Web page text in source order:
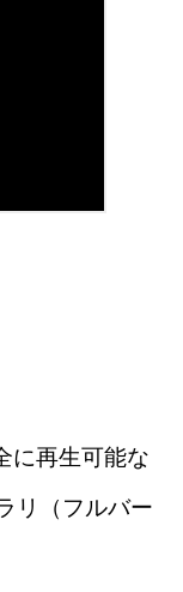
再生可能な
リ（フルバー